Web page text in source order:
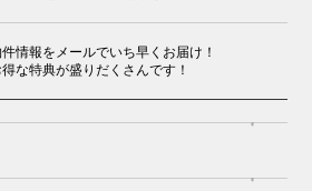
情報をメールでいち早くお届け！
な特典が盛りだくさんです！